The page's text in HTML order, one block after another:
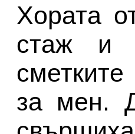
Хората
стаж и
за мен.